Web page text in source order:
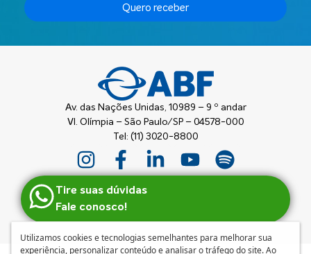
Quero receber
Av. das Nações Unidas, 10989 – 9 º andar
Vl. Olímpia – São Paulo/SP – 04578-000
Tel: (11) 3020-8800
Tire suas dúvidas
Fale conosco!
Utilizamos cookies e tecnologias semelhantes para melhorar sua
experiência, personalizar conteúdo e analisar o tráfego do site. Ao